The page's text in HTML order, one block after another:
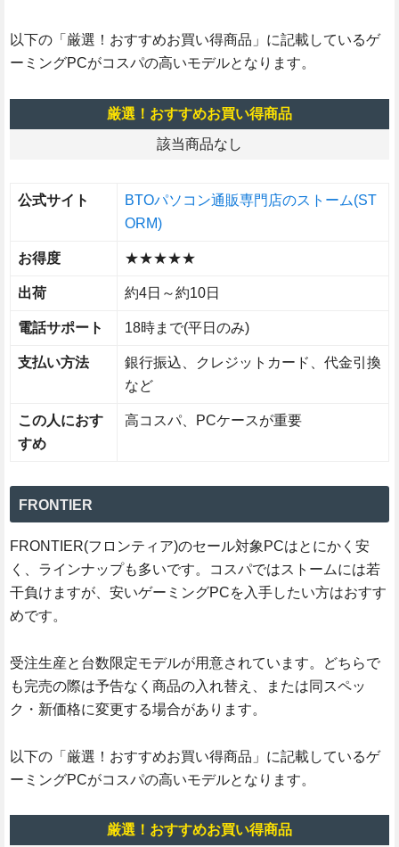
以下の「厳選！おすすめお買い得商品」に記載しているゲ
ーミングPCがコスパの高いモデルとなります。
厳選！おすすめお買い得商品
該当商品なし
公式サイト
BTOパソコン通販専門店のストーム(ST
ORM)
お得度 ★★★★★
出荷 約4日～約10日
電話サポート 18時まで(平日のみ)
支払い方法
銀行振込、クレジットカード、代金引換
など
この人におす
すめ
高コスパ、PCケースが重要
FRONTIER
FRONTIER(フロンティア)のセール対象PCはとにかく安
く、ラインナップも多いです。コスパではストームには若
干負けますが、安いゲーミングPCを入手したい方はおすす
めです。
受注生産と台数限定モデルが用意されています。どちらで
も完売の際は予告なく商品の入れ替え、または同スペッ
ク・新価格に変更する場合があります。
以下の「厳選！おすすめお買い得商品」に記載しているゲ
ーミングPCがコスパの高いモデルとなります。
厳選！おすすめお買い得商品